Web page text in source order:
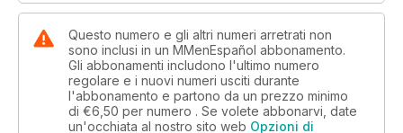
Questo numero e gli altri numeri arretrati non
sono inclusi in un MMenEspañol abbonamento.
Gli abbonamenti includono l'ultimo numero
regolare e i nuovi numeri usciti durante
l'abbonamento e partono da un prezzo minimo
di €6,50 per numero . Se volete abbonarvi, date
un'occhiata al nostro sito web Opzioni di